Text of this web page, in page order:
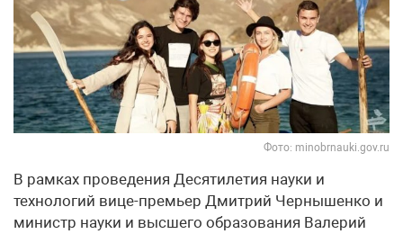
Фото: minobrnauki.gov.ru
В рамках проведения Десятилетия науки и
технологий вице-премьер Дмитрий Чернышенко и
министр науки и высшего образования Валерий